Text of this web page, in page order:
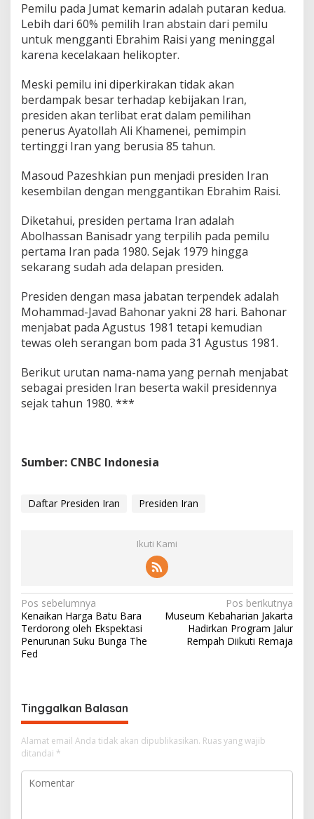
Pemilu pada Jumat kemarin adalah putaran kedua.
Lebih dari 60% pemilih Iran abstain dari pemilu
untuk mengganti Ebrahim Raisi yang meninggal
karena kecelakaan helikopter.
Meski pemilu ini diperkirakan tidak akan
berdampak besar terhadap kebijakan Iran,
presiden akan terlibat erat dalam pemilihan
penerus Ayatollah Ali Khamenei, pemimpin
tertinggi Iran yang berusia 85 tahun.
Masoud Pazeshkian pun menjadi presiden Iran
kesembilan dengan menggantikan Ebrahim Raisi.
Diketahui, presiden pertama Iran adalah
Abolhassan Banisadr yang terpilih pada pemilu
pertama Iran pada 1980. Sejak 1979 hingga
sekarang sudah ada delapan presiden.
Presiden dengan masa jabatan terpendek adalah
Mohammad-Javad Bahonar yakni 28 hari. Bahonar
menjabat pada Agustus 1981 tetapi kemudian
tewas oleh serangan bom pada 31 Agustus 1981.
Berikut urutan nama-nama yang pernah menjabat
sebagai presiden Iran beserta wakil presidennya
sejak tahun 1980. ***
Sumber: CNBC Indonesia
Daftar Presiden Iran Presiden Iran
Ikuti Kami
N
a
v
a
s
i
p
o
Pos sebelumnya
Kenaikan Harga Batu Bara
Terdorong oleh Ekspektasi
Penurunan Suku Bunga The
Fed
Pos berikutnya
Museum Kebaharian Jakarta
Hadirkan Program Jalur
Rempah Diikuti Remaja
Tinggalkan Balasan
Alamat email Anda tidak akan dipublikasikan. Ruas yang wajib
ditandai *